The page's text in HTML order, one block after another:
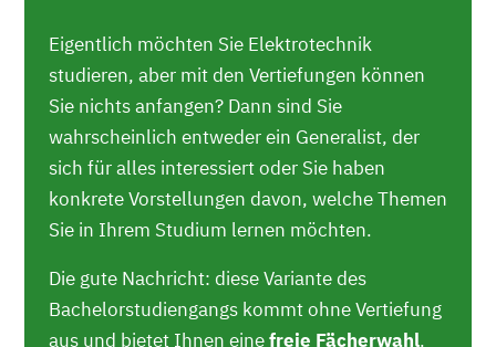
Eigentlich möchten Sie Elektrotechnik
studieren, aber mit den Vertiefungen können
Sie nichts anfangen? Dann sind Sie
wahrscheinlich entweder ein Generalist, der
sich für alles interessiert oder Sie haben
konkrete Vorstellungen davon, welche Themen
Sie in Ihrem Studium lernen möchten.
Die gute Nachricht: diese Variante des
Bachelorstudiengangs kommt ohne Vertiefung
aus und bietet Ihnen einefreie Fächerwahl.